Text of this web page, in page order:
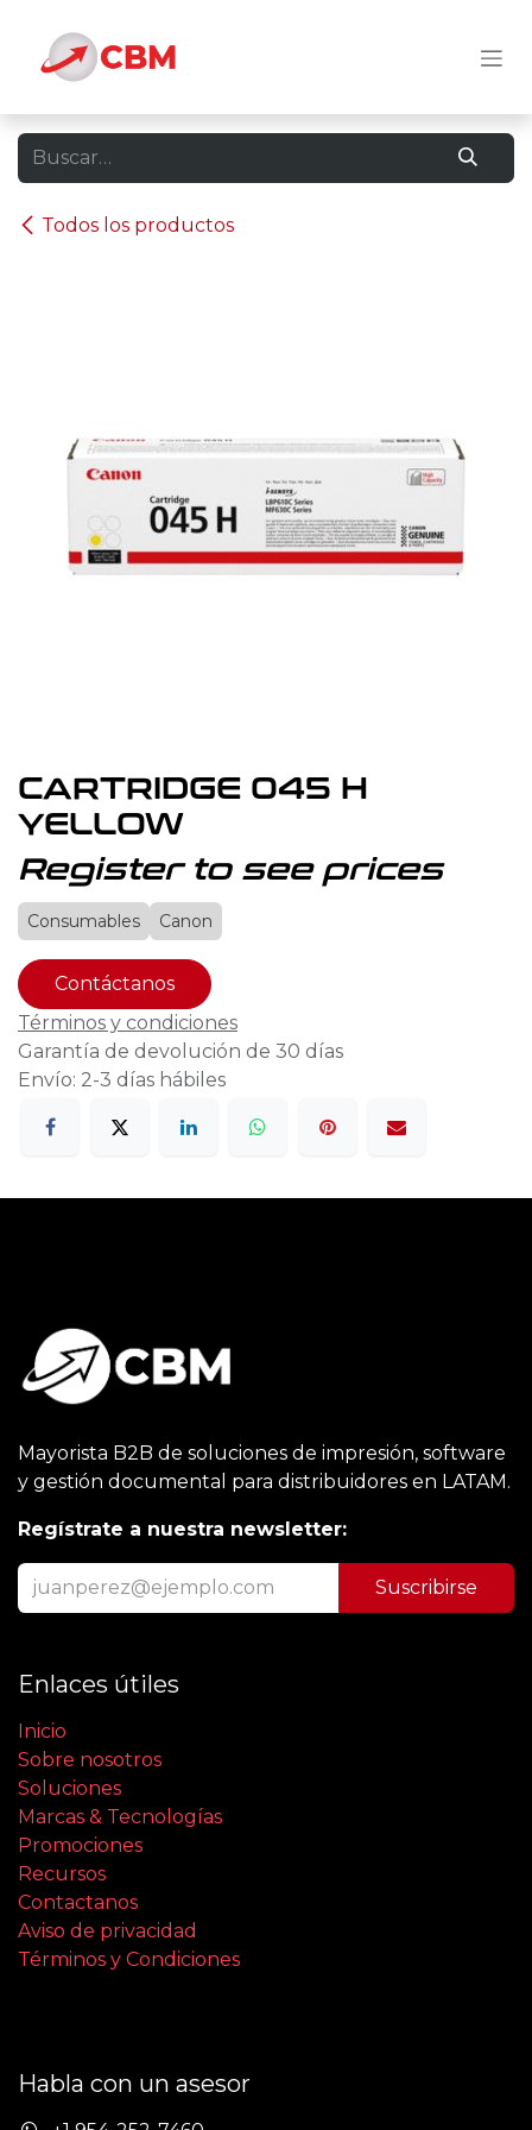
Todos los productos
CARTRIDGE 045 H
YELLOW
Register to see prices
Consumables Canon
Contáctanos
Términos y condiciones
Garantía de devolución de 30 días
Envío: 2-3 días hábiles
Mayorista B2B de soluciones de impresión, software
y gestión documental para distribuidores en LATAM.
Regístrate a nuestra newsletter:
Suscribirse
Enlaces útiles
Inicio
Sobre nosotros
Soluciones
Marcas & Tecnologías
Promociones
Recursos
Contactanos
Aviso de privacidad
Términos y Condiciones
Habla con un asesor